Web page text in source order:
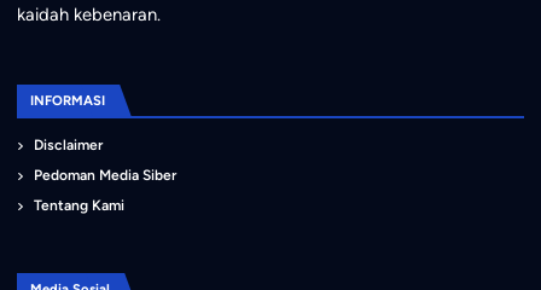
kaidah kebenaran.
INFORMASI
Disclaimer
Pedoman Media Siber
Tentang Kami